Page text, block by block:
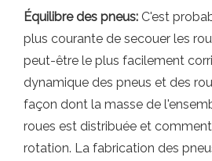
Équilibre des pneus: C'est
plus courante de secouer les
peut-être le plus facilement
dynamique des pneus et des
façon dont la masse de
roues est distribuée et
rotation. La fabrication des